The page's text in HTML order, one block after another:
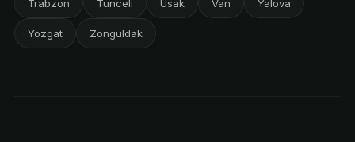
Trabzon Tunceli Usak Van Yalova
Yozgat Zonguldak